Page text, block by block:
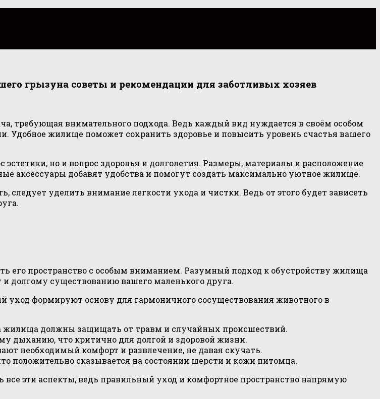
грызуна советы и рекомендации для заботливых хозяев
требующая внимательного подхода. Ведь каждый вид нуждается в своём особом
Удобное жилище поможет сохранить здоровье и повысить уровень счастья вашего
но и вопрос здоровья и долголетия. Размеры, материалы и расположение
аксессуары добавят удобства и помогут создать максимально уютное жилище.
следует уделить внимание легкости ухода и чистки. Ведь от этого будет зависеть
его пространство с особым вниманием. Разумный подход к обустройству жилища
долгому существованию вашего маленького друга.
уход формируют основу для гармоничного сосуществования животного в
жилища должны защищать от травм и случайных происшествий.
дыханию, что критично для долгой и здоровой жизни.
необходимый комфорт и развлечение, не давая скучать.
положительно сказывается на состоянии шерсти и кожи питомца.
эти аспекты, ведь правильный уход и комфортное пространство напрямую